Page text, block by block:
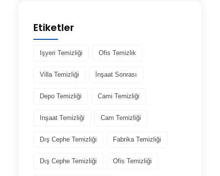
Etiketler
Işyeri Temizliği Ofis Temizlik
Villa Temizliği İnşaat Sonrası
Depo Temizliği Cami Temizliği
Inşaat Temizliği Cam Temizliği
Dış Cephe Temizliği Fabrika Temizliği
Dış Cephe Temizliği Ofis Temizliği